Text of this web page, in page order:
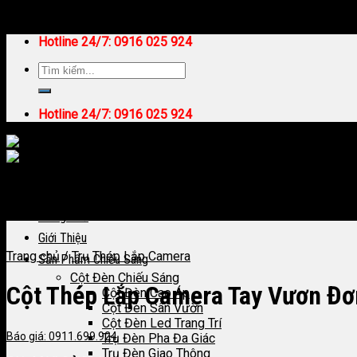
Hotline 24/7: 0916 025 924
Hotline 24/7: 0916 025 924
Giới Thiệu
Sản Phẩm Chiếu Sáng
Cột Đèn Chiếu Sáng
Cột Đèn Cao Áp
Cột Đèn Sân Vườn
Cột Đèn Led Trang Trí
Trụ Đèn Pha Đa Giác
Trụ Đèn Giao Thông
Trang chủ / Trụ Thép Lắp Camera
Cột Thép Lắp Camera Tay Vươn
Báo giá: 0911.699.924